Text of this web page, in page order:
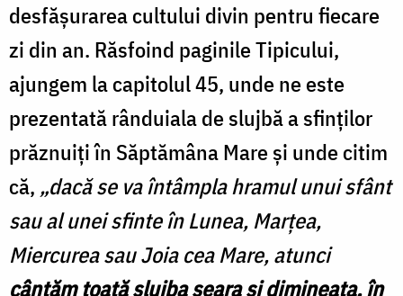
desfăşurarea cultului divin pentru fiecare
zi din an. Răsfoind paginile Tipicului,
ajungem la capitolul 45, unde ne este
prezentată rânduiala de slujbă a sfinților
prăznuiți în Săptămâna Mare și unde citim
că, „dacă se va întâmpla hramul unui sfânt
sau al unei sfinte în Lunea, Marțea,
Miercurea sau Joia cea Mare, atunci
cântăm toată slujba seara şi dimineaţa, în